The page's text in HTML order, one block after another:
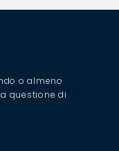
o almeno
questione di